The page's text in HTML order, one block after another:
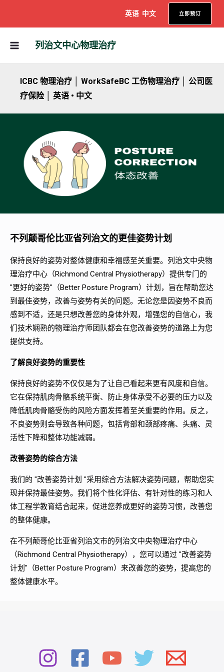
英语 中文 立即预订
列治文中心物理治疗
ICBC 物理治疗 │ WorkSafeBC 工伤物理治疗 │ 公司医
疗保险 │ 英语 • 中文
不列颠哥伦比亚省列治文的更佳姿势计划
保持良好的姿势对整体健康和幸福感至关重要。列治文中央物
理治疗中心（Richmond Central Physiotherapy）提供专门的
"更好的姿势"（Better Posture Program）计划，旨在帮助您达
到最佳姿势，改善与姿势有关的问题。无论您是因姿势不良而
感到不适，还是只想改善您的身体外观，增强您的自信心，我
们技术娴熟的物理治疗师团队都会在您改善姿势的道路上为您
提供支持。
了解良好姿势的重要性
保持良好的姿势不仅仅是为了让自己看起来更有风度和自信。
它在保持肌肉骨骼系统平衡、防止身体承受不必要的压力以及
降低肌肉骨骼受伤的风险方面发挥着至关重要的作用。反之，
不良姿势则会导致各种问题，包括背部和颈部疼痛、头痛、灵
活性下降和整体功能减弱。
改善姿势的综合方法
我们的 "改善姿势计划 "采用综合方法解决姿势问题，帮助您实
现并保持最佳姿势。我们将个性化评估、有针对性的练习和人
体工程学教育结合起来，促进您养成更好的姿势习惯，改善您
的整体健康。
在不列颠哥伦比亚省列治文市的列治文中央物理治疗中心
（Richmond Central Physiotherapy），您可以通过 "改善姿势
计划"（Better Posture Program）来改善您的姿势，提高您的
整体健康水平。